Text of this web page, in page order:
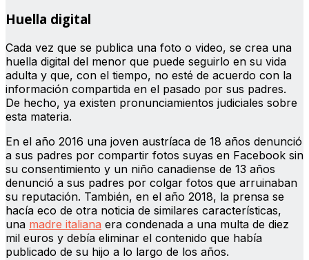
Huella digital
Cada vez que se publica una foto o video, se crea una
huella digital del menor que puede seguirlo en su vida
adulta y que, con el tiempo, no esté de acuerdo con la
información compartida en el pasado por sus padres.
De hecho, ya existen pronunciamientos judiciales sobre
esta materia.
En el año 2016 una joven austríaca de 18 años denunció
a sus padres por compartir fotos suyas en Facebook sin
su consentimiento y un niño canadiense de 13 años
denunció a sus padres por colgar fotos que arruinaban
su reputación. También, en el año 2018, la prensa se
hacía eco de otra noticia de similares características,
una madre italiana era condenada a una multa de diez
mil euros y debía eliminar el contenido que había
publicado de su hijo a lo largo de los años.